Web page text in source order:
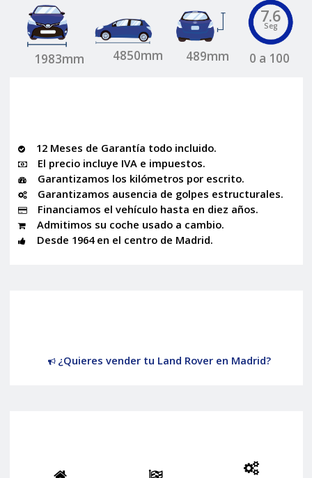
1983mm 4850mm 489mm
7.6
Seg
0 a 100
12 Meses de Garantía todo incluido.
El precio incluye IVA e impuestos.
Garantizamos los kilómetros por escrito.
Garantizamos ausencia de golpes estructurales.
Financiamos el vehículo hasta en diez años.
Admitimos su coche usado a cambio.
Desde 1964 en el centro de Madrid.
¿Quieres vender tu Land Rover en Madrid?